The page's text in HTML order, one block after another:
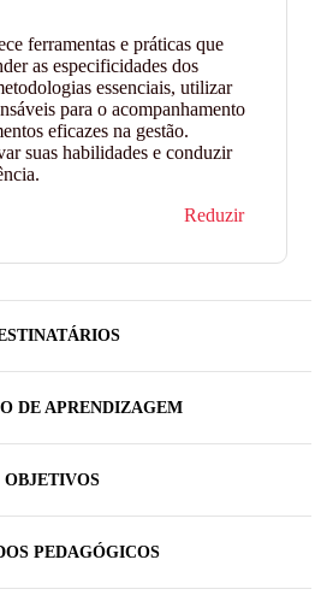
ferramentas e práticas que
as especificidades dos
essenciais, utilizar
para o acompanhamento
eficazes na gestão.
suas habilidades e conduzir
Reduzir
DE APRENDIZAGEM
OBJETIVOS
PEDAGÓGICOS